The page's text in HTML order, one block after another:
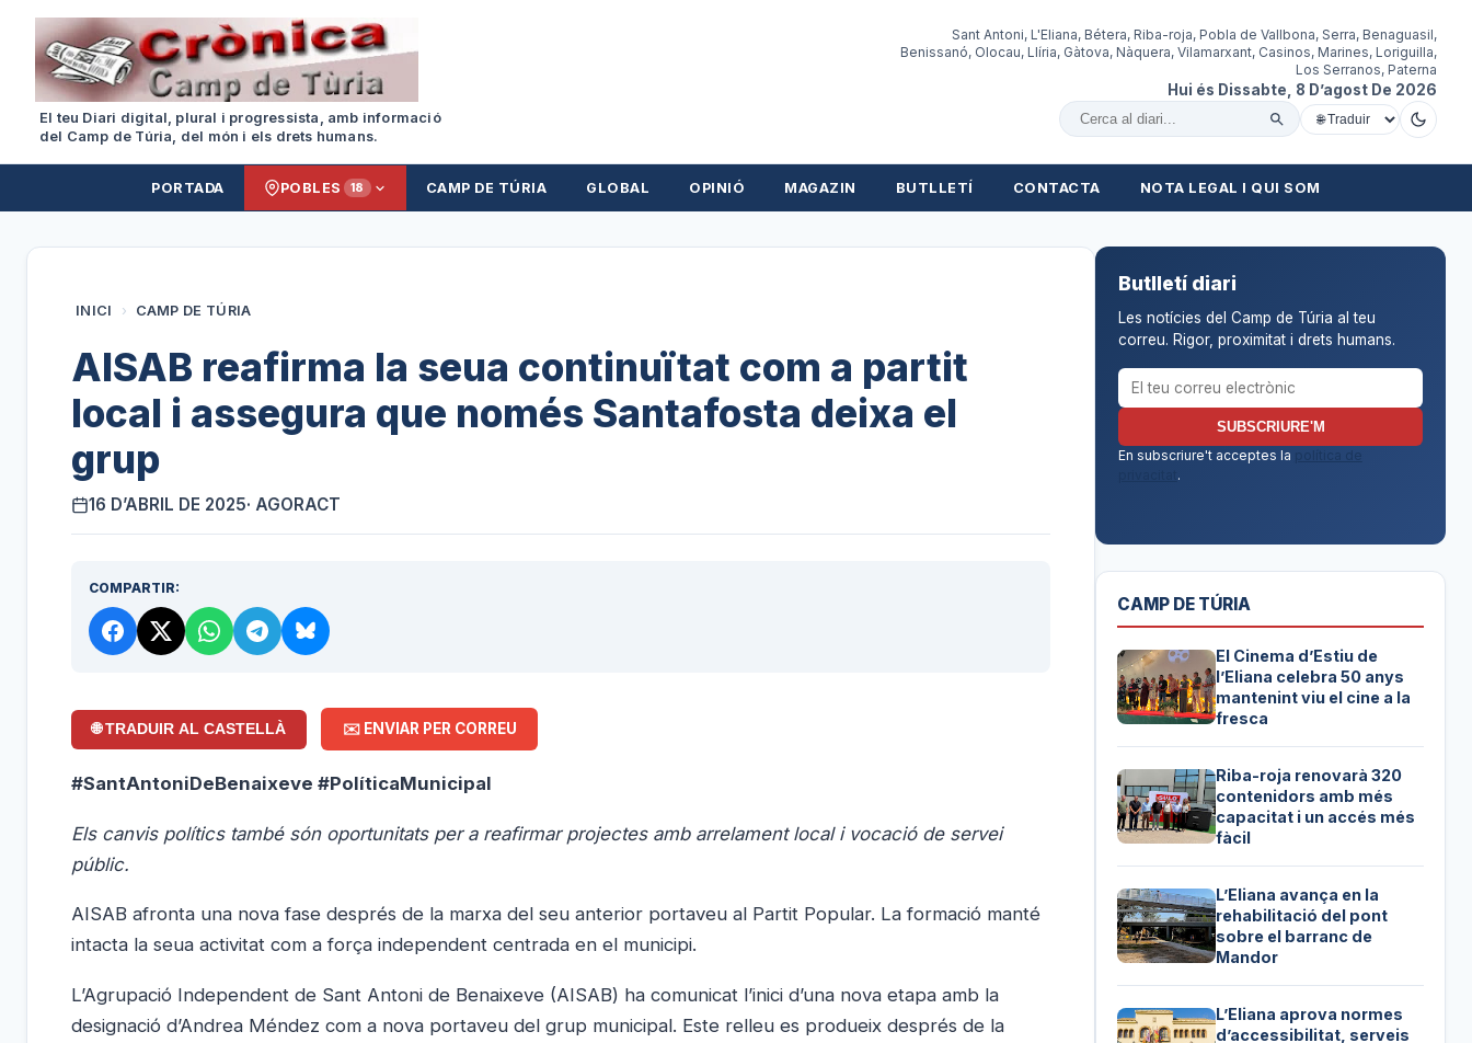
El teu Diari digital, plural i progressista, amb informació
del Camp de Túria, del món i els drets humans.
Sant Antoni, L'Eliana, Bétera, Riba-roja, Pobla de Vallbona, Serra, Benaguasil,
Benissanó, Olocau, Llíria, Gàtova, Nàquera, Vilamarxant, Casinos, Marines, Loriguilla,
Los Serranos, Paterna
Hui és Dissabte, 8 D’agost De 2026
Cercar al diari
PORTADA POBLES 18 CAMP DE TÚRIA GLOBAL OPINIÓ MAGAZIN BUTLLETÍ CONTACTA NOTA LEGAL I QUI SOM
INICI › CAMP DE TÚRIA
AISAB reafirma la seua continuïtat com a partit
local i assegura que només Santafosta deixa el
grup
16 D’ABRIL DE 2025· AGORACT
COMPARTIR:
🌐 TRADUIR AL CASTELLÀ ✉️ ENVIAR PER CORREU
#SantAntoniDeBenaixeve #PolíticaMunicipal
Els canvis polítics també són oportunitats per a reafirmar projectes amb arrelament local i vocació de servei
públic.
AISAB afronta una nova fase després de la marxa del seu anterior portaveu al Partit Popular. La formació manté
intacta la seua activitat com a força independent centrada en el municipi.
L’Agrupació Independent de Sant Antoni de Benaixeve (AISAB) ha comunicat l’inici d’una nova etapa amb la
designació d’Andrea Méndez com a nova portaveu del grup municipal. Este relleu es produeix després de la
Butlletí diari
Les notícies del Camp de Túria al teu
correu. Rigor, proximitat i drets humans.
Correu electrònic per al butlletí
SUBSCRIURE'M
En subscriure't acceptes la
política de
.
CAMP DE TÚRIA
El Cinema d’Estiu de
l’Eliana celebra 50 anys
mantenint viu el cine a la
fresca
Riba-roja renovarà 320
contenidors amb més
capacitat i un accés més
fàcil
L’Eliana avança en la
rehabilitació del pont
sobre el barranc de
Mandor
L’Eliana aprova normes
d’accessibilitat, serveis